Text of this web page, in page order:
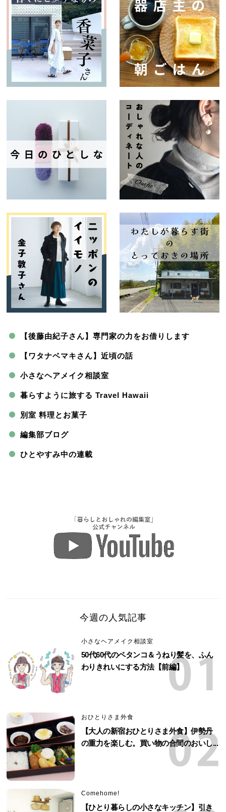
【後藤由紀子さん】専門家の力をお借りします
【ワタナベマキさん】近頃の話
小さなヘアメイク相談室
暮らすように旅する Travel Hawaii
別室 料理とお菓子
編集部ブログ
ひとやすみ中の連載
今週の人気記事
小さなヘアメイク相談室
50代60代のペタンコ＆うねり髪を、ふん
わりきれいにする方法【前編】
おひとりさま外食
【大人の新宿おひとりさま外食】伊勢丹
の重力を楽しむ。買い物の合間のおいし...
Comehome!
【ひとり暮らしの小さなキッチン】引き